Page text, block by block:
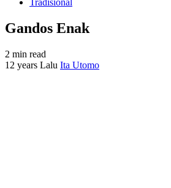
Tradisional
Gandos Enak
2 min read
12 years Lalu Ita Utomo